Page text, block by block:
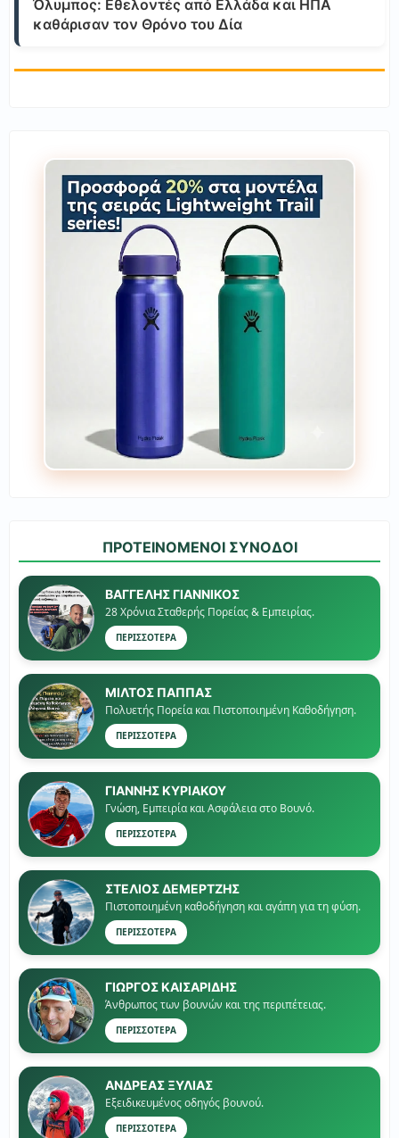
Όλυμπος: Εθελοντές από Ελλάδα και ΗΠΑ
καθάρισαν τον Θρόνο του Δία
ΠΡΟΤΕΙΝΟΜΕΝΟΙ ΣΥΝΟΔΟΙ
ΒΑΓΓΕΛΗΣ ΓΙΑΝΝΙΚΟΣ
28 Χρόνια Σταθερής Πορείας & Εμπειρίας.
ΠΕΡΙΣΣΟΤΕΡΑ
ΜΙΛΤΟΣ ΠΑΠΠΑΣ
Πολυετής Πορεία και Πιστοποιημένη Καθοδήγηση.
ΠΕΡΙΣΣΟΤΕΡΑ
ΓΙΑΝΝΗΣ ΚΥΡΙΑΚΟΥ
Γνώση, Εμπειρία και Ασφάλεια στο Βουνό.
ΠΕΡΙΣΣΟΤΕΡΑ
ΣΤΕΛΙΟΣ ΔΕΜΕΡΤΖΗΣ
Πιστοποιημένη καθοδήγηση και αγάπη για τη φύση.
ΠΕΡΙΣΣΟΤΕΡΑ
ΓΙΏΡΓΟΣ ΚΑΙΣΑΡΙΔΗΣ
Άνθρωπος των βουνών και της περιπέτειας.
ΠΕΡΙΣΣΟΤΕΡΑ
ΑΝΔΡΕΑΣ ΞΥΛΙΑΣ
Εξειδικευμένος οδηγός βουνού.
ΠΕΡΙΣΣΟΤΕΡΑ